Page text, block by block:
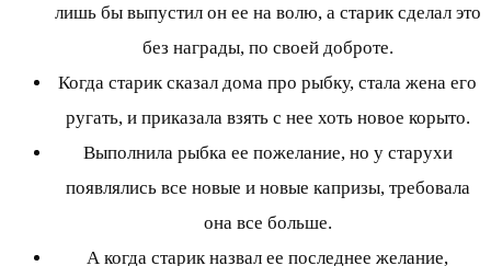
лишь бы выпустил он ее на волю, а старик сделал это
без награды, по своей доброте.
Когда старик сказал дома про рыбку, стала жена его
ругать, и приказала взять с нее хоть новое корыто.
Выполнила рыбка ее пожелание, но у старухи
появлялись все новые и новые капризы, требовала
она все больше.
А когда старик назвал ее последнее желание,